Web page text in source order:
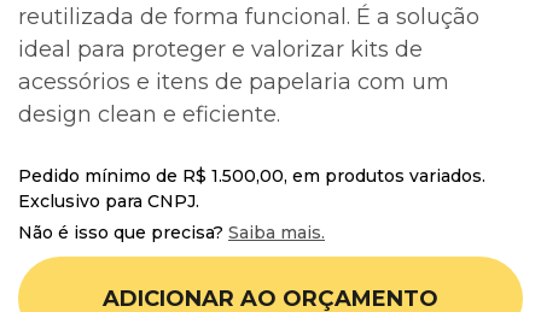
reutilizada de forma funcional. É a solução
ideal para proteger e valorizar kits de
acessórios e itens de papelaria com um
design clean e eficiente.
Pedido mínimo de R$ 1.500,00, em produtos variados.
Exclusivo para CNPJ.
Não é isso que precisa? Saiba mais.
ADICIONAR AO ORÇAMENTO